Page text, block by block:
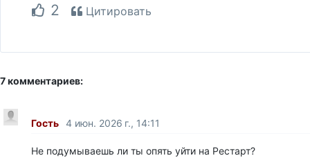
2 Цитировать
7 комментариев:
Гость 4 июн. 2026 г., 14:11
Не подумываешь ли ты опять уйти на Рестарт?